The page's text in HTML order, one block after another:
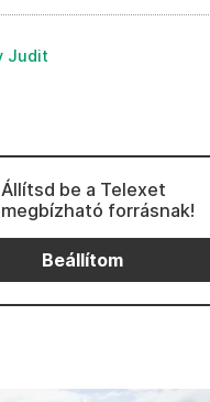
Judit
Állítsd be a Telexet
megbízható forrásnak!
Beállítom